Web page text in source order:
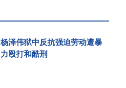
杨泽伟狱中反抗强迫劳动遭暴
力殴打和酷刑